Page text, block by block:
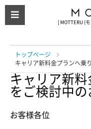
[ MOTTERU (
トップページ
キャリア新料金プランへ乗
キャリア新料
をご検討中の
お客様各位